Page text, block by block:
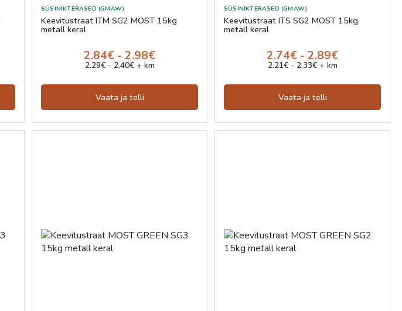
SÜSINIKTERASED (GMAW)
Keevitustraat ITM SG2 MOST 15kg
metall keral
2.84€ - 2.98€
2.29€ - 2.40€ + km
Vaata ja telli
SÜSINIKTERASED (GMAW)
Keevitustraat ITS SG2 MOST 15kg
metall keral
2.74€ - 2.89€
2.21€ - 2.33€ + km
Vaata ja telli